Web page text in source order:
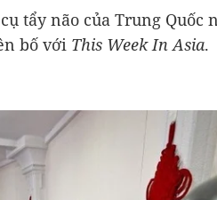
tẩy não của Trung Quốc
bố với This Week In Asia.